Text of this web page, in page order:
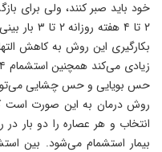
خود باید صبر کنند، ولی برای
۲ تا ۴
بکارگیری این روش به کاهش
حس بویایی و حس چشایی
روش درمان به این صورت است که